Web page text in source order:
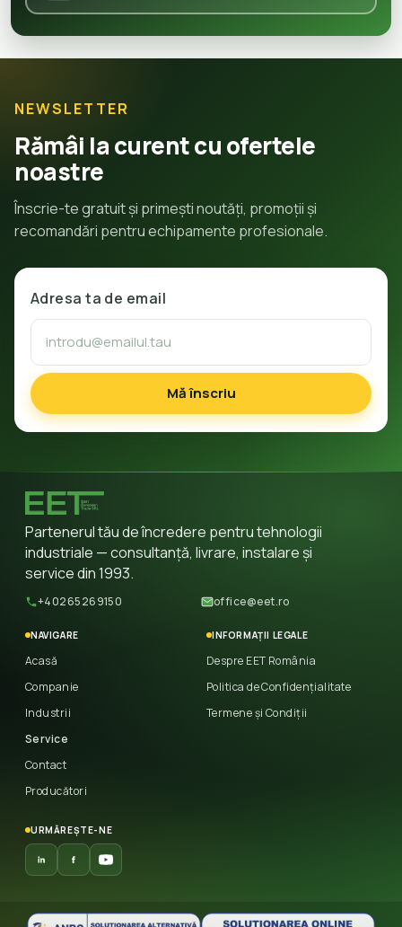
NEWSLETTER
Rămâi la curent cu ofertele
noastre
Înscrie-te gratuit și primești noutăți, promoții și
recomandări pentru echipamente profesionale.
Adresa ta de email
Mă înscriu
Partenerul tău de încredere pentru tehnologii
industriale — consultanță, livrare, instalare și
service din 1993.
+40265269150 office@eet.ro
NAVIGARE
Acasă
Companie
Industrii
Service
Contact
Producători
INFORMAȚII LEGALE
Despre EET România
Politica de Confidențialitate
Termene și Condiții
URMĂREȘTE-NE